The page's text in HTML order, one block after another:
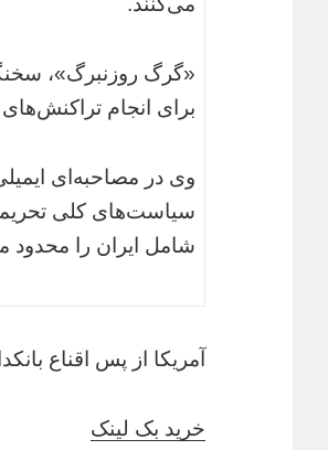
«گرگ روزنبرگ»،
برای انجام
وی در مصاحبه‌ای
سیاست‌های کلی
شامل ایران را
آمریکا از پس اقناع
خرید بک لینک